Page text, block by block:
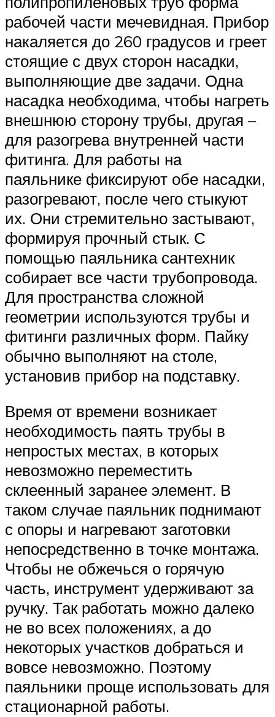
рабочей части мечевидная. Прибор
накаляется до 260 градусов и греет
стоящие с двух сторон насадки,
выполняющие две задачи. Одна
насадка необходима, чтобы нагреть
внешнюю сторону трубы, другая –
для разогрева внутренней части
фитинга. Для работы на
паяльнике фиксируют обе насадки,
разогревают, после чего стыкуют
их. Они стремительно застывают,
формируя прочный стык. С
помощью паяльника сантехник
собирает все части трубопровода.
Для пространства сложной
геометрии используются трубы и
фитинги различных форм. Пайку
обычно выполняют на столе,
установив прибор на подставку.
Время от времени возникает
необходимость паять трубы в
непростых местах, в которых
невозможно переместить
склеенный заранее элемент. В
таком случае паяльник поднимают
с опоры и нагревают заготовки
непосредственно в точке монтажа.
Чтобы не обжечься о горячую
часть, инструмент удерживают за
ручку. Так работать можно далеко
не во всех положениях, а до
некоторых участков добраться и
вовсе невозможно. Поэтому
паяльники проще использовать для
стационарной работы.